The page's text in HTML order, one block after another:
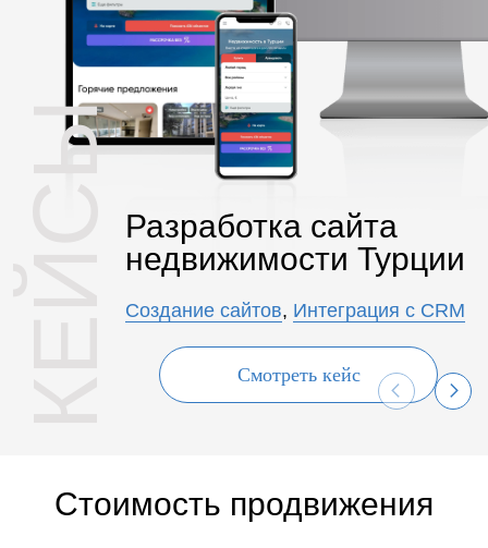
Разработка сайта
недвижимости Турции
Создание сайтов, Интеграция с CRM
Смотреть кейс
Стоимость продвижения